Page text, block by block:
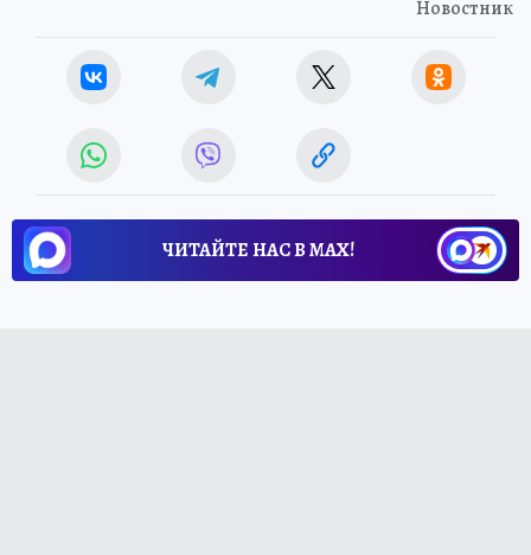
Новостник
ЧИТАЙТЕ НАС В МАХ!